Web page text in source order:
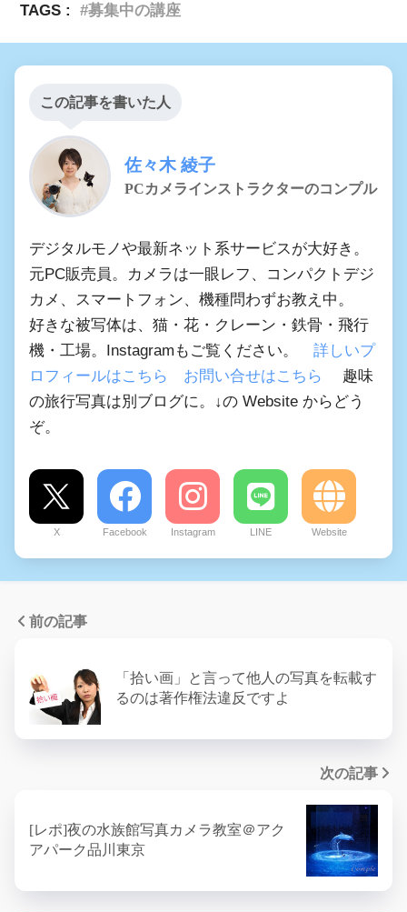
TAGS : 募集中の講座
この記事を書いた人
佐々木 綾子
PCカメラインストラクターのコンプル
デジタルモノや最新ネット系サービスが大好き。
元PC販売員。カメラは一眼レフ、コンパクトデジ
カメ、スマートフォン、機種問わずお教え中。
好きな被写体は、猫・花・クレーン・鉄骨・飛行
機・工場。Instagramもご覧ください。 詳しいプ
ロフィールはこちら
お問い合せはこちら
趣味
の旅行写真は別ブログに。↓の Website からどう
ぞ。
X Facebook Instagram LINE Website
前の記事
「拾い画」と言って他人の写真を転載す
るのは著作権法違反ですよ
次の記事
[レポ]夜の水族館写真カメラ教室＠アク
アパーク品川東京